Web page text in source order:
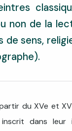
non de la
de sens,
du XVe et
dans